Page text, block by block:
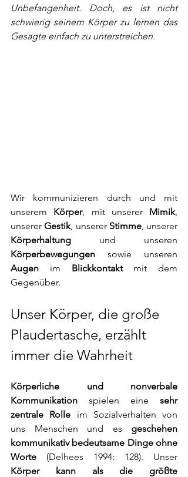
Unbefangenheit. Doch, es ist nicht
schwierig seinem Körper zu lernen das
Gesagte einfach zu unterstreichen.
Wir kommunizieren durch und mit
unserem Körper, mit unserer Mimik,
unserer Gestik, unserer Stimme
Körperhaltung
Körperbewegungen
Augen im Blickkontakt mit dem
Gegenüber.
Unser Körper, die große
Plaudertasche, erzählt
immer die Wahrheit
Körperliche und nonverbale
Kommunikation spielen eine sehr
zentrale Rolle im Sozialverhalten von
uns Menschen und es geschehen
kommunikativ bedeutsame Dinge ohne
Worte
Körper kann als die größte